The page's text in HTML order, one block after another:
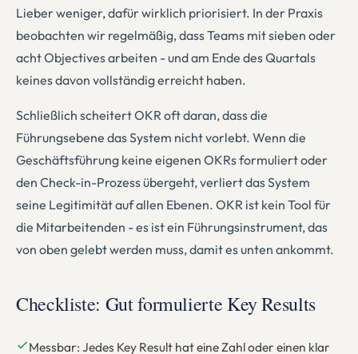
Lieber weniger, dafür wirklich priorisiert. In der Praxis
beobachten wir regelmäßig, dass Teams mit sieben oder
acht Objectives arbeiten - und am Ende des Quartals
keines davon vollständig erreicht haben.
Schließlich scheitert OKR oft daran, dass die
Führungsebene das System nicht vorlebt. Wenn die
Geschäftsführung keine eigenen OKRs formuliert oder
den Check-in-Prozess übergeht, verliert das System
seine Legitimität auf allen Ebenen. OKR ist kein Tool für
die Mitarbeitenden - es ist ein Führungsinstrument, das
von oben gelebt werden muss, damit es unten ankommt.
Checkliste: Gut formulierte Key Results
Messbar: Jedes Key Result hat eine Zahl oder einen klar